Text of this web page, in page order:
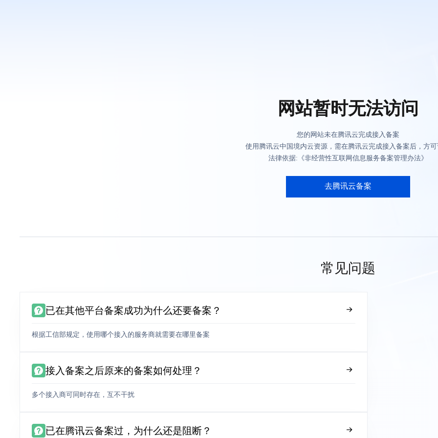
网站暂时无法访问
您的网站未在腾讯云完成接入备案
使用腾讯云中国境内云资源，需在腾讯云完成接入备案后，方
法律依据:《非经营性互联网信息服务备案管理办法》
去腾讯云备案
常见问题
已在其他平台备案成功为什么还要备案？
根据工信部规定，使用哪个接入的服务商就需要在哪里备案
接入备案之后原来的备案如何处理？
多个接入商可同时存在，互不干扰
已在腾讯云备案过，为什么还是阻断？